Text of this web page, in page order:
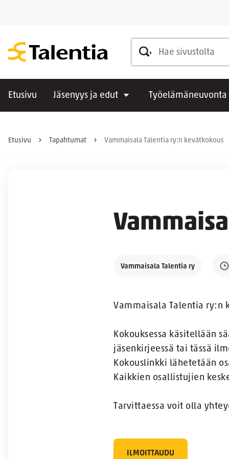
Hae sivustolta
Etusivu Jäsenyys ja edut Työelämäneuvonta
Etusivu Tapahtumat Vammaisala Talentia ry:n kevätkokous
Vammaisala Talentia ry
Vammaisala Talentia ry:n
Kokouksessa käsitellään
jäsenkirjeessä tai tässä
Kokouslinkki lähetetään
Kaikkien osallistujien
Tarvittaessa voit olla
ILMOITTAUDU